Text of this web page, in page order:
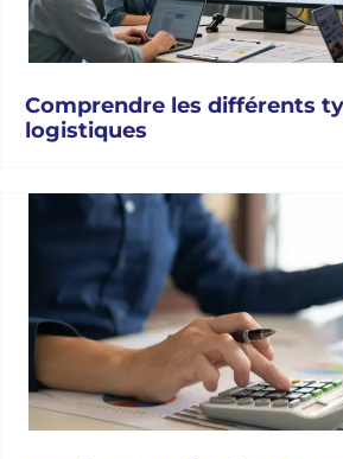
Comprendre les différents
logistiques